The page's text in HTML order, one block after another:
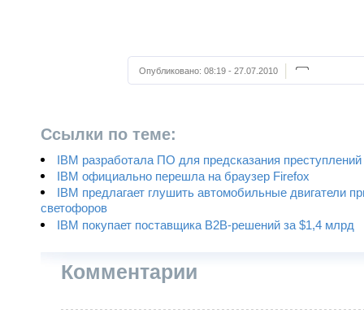
Опубликовано: 08:19 - 27.07.2010
Ссылки по теме:
IBM разработала ПО для предсказания преступлений
IBM официально перешла на браузер Firefox
IBM предлагает глушить автомобильные двигатели
светофоров
IBM покупает поставщика B2B-решений за $1,4 млрд
Комментарии